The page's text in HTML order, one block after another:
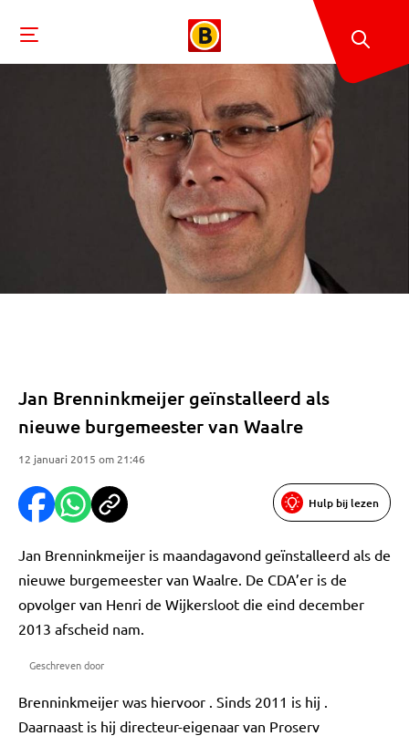
Jan Brenninkmeijer geïnstalleerd als
nieuwe burgemeester van Waalre
12 januari 2015 om 21:46
Hulp bij lezen
Jan Brenninkmeijer is maandagavond geïnstalleerd als de
nieuwe burgemeester van Waalre. De CDA’er is de
opvolger van Henri de Wijkersloot die eind december
2013 afscheid nam.
Geschreven door
Brenninkmeijer was hiervoor . Sinds 2011 is hij .
Daarnaast is hij directeur-eigenaar van Proserv